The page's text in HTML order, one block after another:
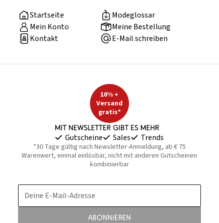
Startseite
Modeglossar
Mein Konto
Meine Bestellung
Kontakt
E-Mail schreiben
10% +
Versand
gratis*
Mit Newsletter gibt es mehr
Gutscheine Sales Trends
*30 Tage gültig nach Newsletter-Anmeldung, ab € 75
Warenwert, einmal einlösbar, nicht mit anderen Gutscheinen
kombinierbar
Deine E-Mail-Adresse
Abonnieren